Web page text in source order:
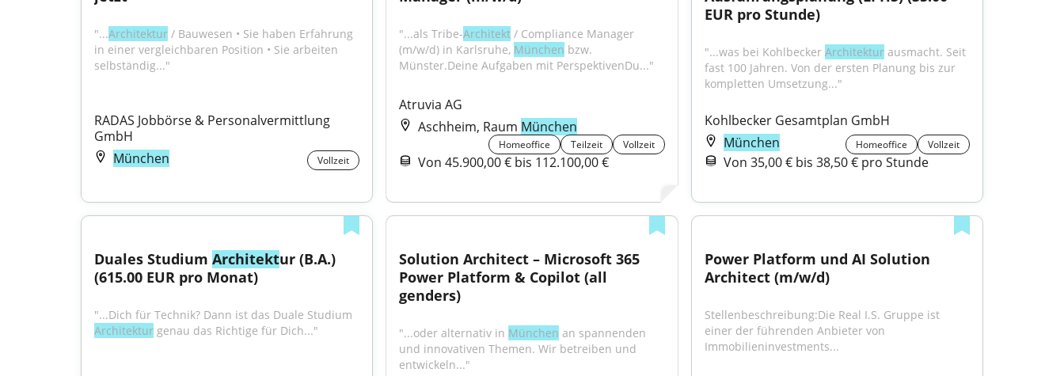
"...Architektur / Bauwesen • Sie haben Erfahrung
in einer vergleichbaren Position • Sie arbeiten
selbständig..."
RADAS Jobbörse & Personalvermittlung
GmbH
München
Vollzeit
"...als Tribe-Architekt / Compliance Manager
(m/w/d) in Karlsruhe, München bzw.
Münster.Deine Aufgaben mit PerspektivenDu..."
Atruvia AG
Aschheim, Raum München
Homeoffice Teilzeit Vollzeit
Von 45.900,00 € bis 112.100,00 €
EUR pro Stunde)
"...was bei Kohlbecker Architektur ausmacht. Seit
fast 100 Jahren. Von der ersten Planung bis zur
kompletten Umsetzung..."
Kohlbecker Gesamtplan GmbH
München
Homeoffice Vollzeit
Von 35,00 € bis 38,50 € pro Stunde
Duales Studium Architektur (B.A.)
(615.00 EUR pro Monat)
Architektur genau das Richtige für Dich..."
Solution Architect – Microsoft 365
Power Platform & Copilot (all
genders)
"...oder alternativ in München an spannenden
und innovativen Themen. Wir betreiben und
entwickeln..."
Power Platform und AI Solution
Architect (m/w/d)
Stellenbeschreibung:Die Real I.S. Gruppe ist
einer der führenden Anbieter von
Immobilieninvestments...